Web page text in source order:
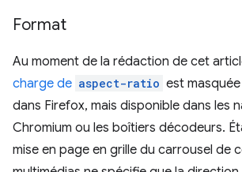
Format
Au moment de la rédaction de cet
charge de aspect-ratio est
dans Firefox, mais disponible dans les
Chromium ou les boîtiers décodeurs.
mise en page en grille du carrousel de